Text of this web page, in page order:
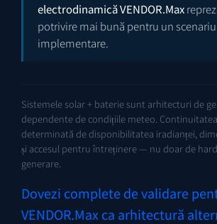
electrodinamică VENDOR.Max
potrivire mai bună pentru un
implementare.
Sistemele solar + baterie sunt arhitecturi de
dependente de condițiile meteo.
determinată de disponibilitatea iradianței,
și accesul pentru întreținere — nu doar de
generare.
Dovezi complete de validare
VENDOR.Max ca arhitectură